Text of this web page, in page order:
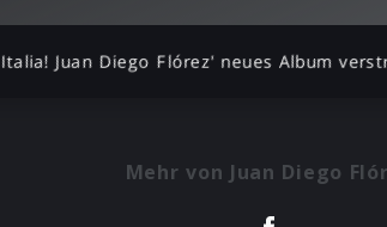
Italia! Juan Diego Flórez' neues Album
Mehr von Juan Diego